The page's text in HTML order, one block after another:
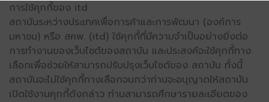
การใช้คุกกี้ของ itd
สถาบันระหว่างประเทศเพื่อการค้าและการพัฒนา (องค์การ
มหาชน) หรือ สคพ. (itd) ใช้คุกกี้ที่มีความจำเป็นอย่างยิ่งต่อ
การทำงานของเว็บไซต์ของสถาบัน และประสงค์จะใช้คุกกี้ทาง
เลือกเพื่อช่วยให้สามารถปรับปรุงเว็บไซต์ของ สถาบัน ทั้งนี้
สถาบันจะไม่ใช้คุกกี้ทางเลือกจนกว่าท่านจะอนุญาตให้สถาบัน
เปิดใช้งานคุกกี้ดังกล่าว ท่านสามารถศึกษารายละเอียดของ